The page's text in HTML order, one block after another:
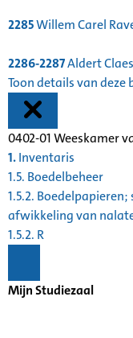
2285Willem Carel
2286-2287Aldert
Toon details van deze
0402-01 Weeskamer
1.Inventaris
1.5. Boedelbeheer
1.5.2.
afwikkeling van
1.5.2. R
Mijn Studiezaal